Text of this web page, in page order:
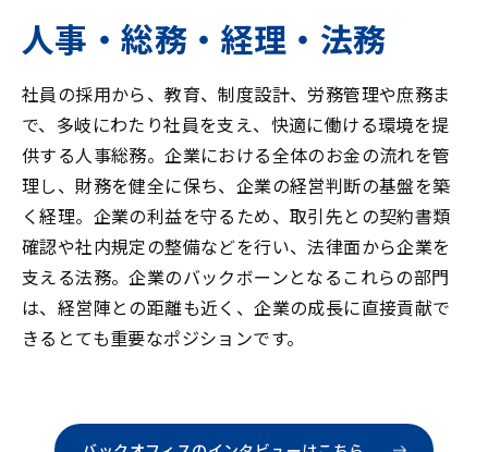
人事・総務・経理・法務
社員の採用から、教育、制度設計、労務管理や庶務ま
で、多岐にわたり社員を支え、快適に働ける環境を提
供する人事総務。企業における全体のお金の流れを管
理し、財務を健全に保ち、企業の経営判断の基盤を築
く経理。企業の利益を守るため、取引先との契約書類
確認や社内規定の整備などを行い、法律面から企業を
支える法務。企業のバックボーンとなるこれらの部門
は、経営陣との距離も近く、企業の成長に直接貢献で
きるとても重要なポジションです。